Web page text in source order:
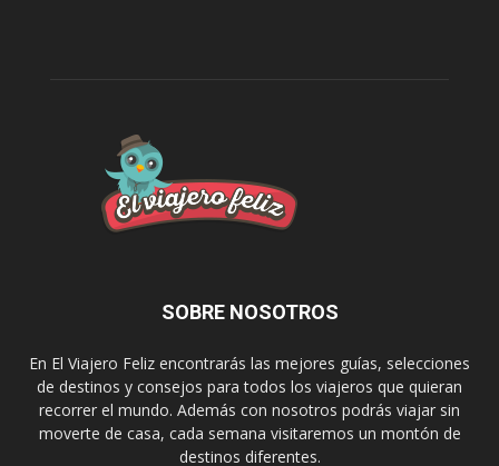
SOBRE NOSOTROS
En El Viajero Feliz encontrarás las mejores guías, selecciones
de destinos y consejos para todos los viajeros que quieran
recorrer el mundo. Además con nosotros podrás viajar sin
moverte de casa, cada semana visitaremos un montón de
destinos diferentes.